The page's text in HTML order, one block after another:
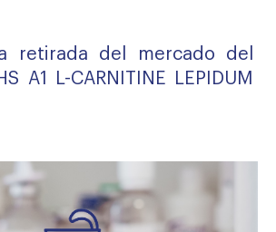
retirada del mercado del
A1 L-CARNITINE LEPIDUM